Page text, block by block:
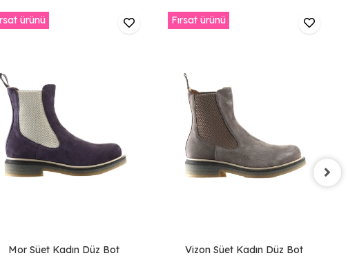
ürünü
Mor Süet Kadın Düz Bot
Fırsat ürünü
Vizon Süet Kadın Düz Bot